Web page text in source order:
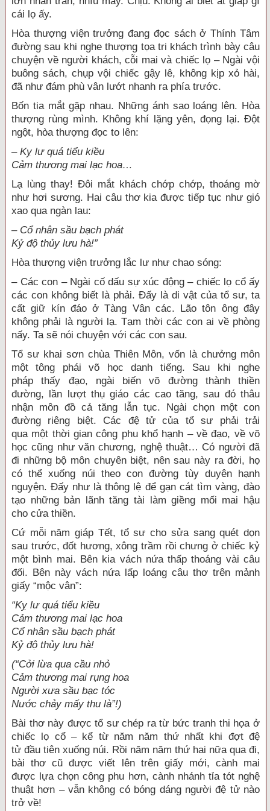
cái lọ ấy.
Hòa thượngviện trưởng đang đọc sách ở Thính Tâm
đường sau khi nghethượng tọa tri khách trình bàycâu
chuyện về người khách, cỗi mai và chiếc lọ – Ngài vội
buông sách, chụp vội chiếc gậy lê, không kịp xỏ hài,
đã như đám phù vân lướt nhanh ra phía trước.
Bốn tia mắtgặp nhau. Những ánh saoloáng lên. Hòa
thượng rùng mình. Không khí lặng yên, đọng lại. Đột
ngột, hòa thượng đọc to lên:
– Kỵ lư quá tiểu kiều
Cảm thươngmai lạc hoa…
Lạ lùng thay! Đôi mắt khách chớp chớp, thoáng mờ
như hơi sương. Hai câu thơ kia đượctiếp tục như gió
xao qua ngàn lau:
– Cổ nhân sầu bạch phát
Kỷ độ thủy lưu hà!”
Hòa thượng viện trưởng lắc lư như chao sóng:
– Các con – Ngài cố dấu sự xúc động– chiếc lọ cổ ấy
các con không biết là phải. Đấy là di vật của tổ sư, ta
cấtgiữ kínđáo ở Tàng Vân các. Lão tôn ông đây
không phải là người lạ. Tạm thời các con ai về phòng
nấy. Ta sẽ nói chuyện với các con sau.
Tổ sư khai sơnchùa Thiên Môn, vốn là chưởng môn
mộttông phái võ họcdanh tiếng. Sau khi nghe
pháp thấy đạo, ngài biến võ đường thành thiền
đường, lần lượt thụ giáo các cao tăng, sau đó thâu
nhận môn đồ cả tăng lẫn tục. Ngài chọn mộtcon
đường riêng biệt. Các đệ tử của tổ sư phảitrải
quamột thời gian công phu khổ hạnh – về đạo, về võ
học cũng như văn chương, nghệ thuật… Có người đã
đi những bộ môn chuyên biệt, nên sau này ra đời, họ
có thể xuống núi theocon đường tùy duyên hạnh
nguyện. Đấy như làthông lệ để gạn cát tìm vàng,đào
tạo những bản lãnh tăng tài làm giềng mối mai hậu
cho cửa thiền.
Cứ mỗi năm giáp Tết, tổ sư cho sửa sang quét dọn
sau trước,đốt hương, xông trầm rồi chưng ở chiếc kỷ
một bình mai. Bên kia vách nứathấp thoáng vài câu
đối. Bên này vách nứa lấp loáng câu thơ trên mảnh
giấy “mộc vân”:
“Kỵ lư quá tiểu kiều
Cảm thươngmai lạc hoa
Cổ nhân sầu bạch phát
Kỷ độ thủy lưu hà!
(“Cởi lừa qua cầu nhỏ
Cảm thươngmai rụng hoa
Người xưa sầu bạc tóc
Nước chảy mấy thu là”!)
Bài thơ này đượctổ sưchép ra từ bức tranh thi họaở
chiếc lọ cổ – kể từ năm năm thứ nhất khi đợt đệ
tử đầu tiên xuống núi. Rồi năm năm thứ hai nữa qua đi,
bài thơ cũ được viết lên trên giấy mới, cành mai
được lựa chọn công phu hơn, cành nhánh tỉa tót nghệ
thuật hơn – vẫn không có bóng dángngườiđệ tửnào
trở về!